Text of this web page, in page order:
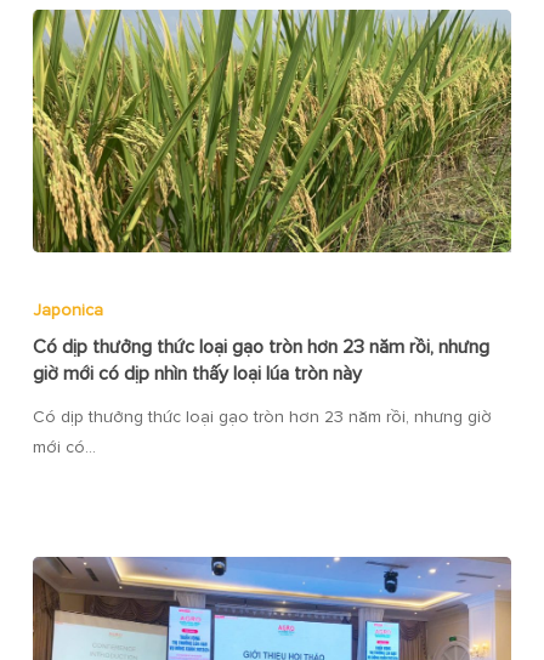
Japonica
Có dịp thưởng thức loại gạo tròn hơn 23 năm rồi, nhưng
giờ mới có dịp nhìn thấy loại lúa tròn này
Có dịp thưởng thức loại gạo tròn hơn 23 năm rồi, nhưng giờ
mới có…